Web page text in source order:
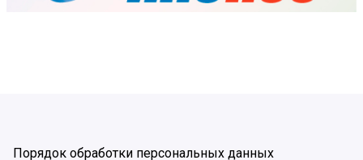
Порядок обработки персональных данных